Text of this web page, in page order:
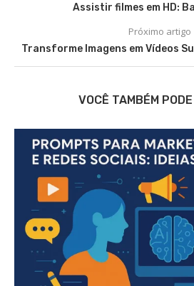
Assistir filmes em HD:
Próximo artigo
Transforme Imagens em Vídeos
VOCÊ TAMBÉM